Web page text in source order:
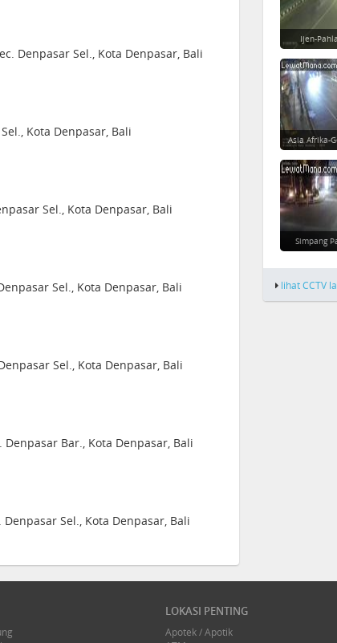
Denpasar Sel., Kota Denpasar, Bali
Kota Denpasar, Bali
Sel., Kota Denpasar, Bali
Sel., Kota Denpasar, Bali
Sel., Kota Denpasar, Bali
Denpasar Bar., Kota Denpasar, Bali
Denpasar Sel., Kota Denpasar, Bali
Ijen-
Asia Afrika-
Simpang
lihat CCTV
LOKASI PENTING
Apotek / Apotik